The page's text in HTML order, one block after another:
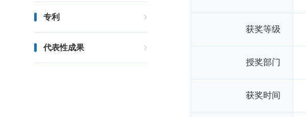
专利
代表性成果
获奖等级
授奖部门
获奖时间